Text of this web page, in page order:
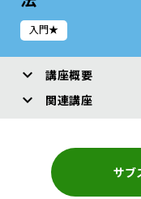
入門★
講座概要
関連講座
サブ